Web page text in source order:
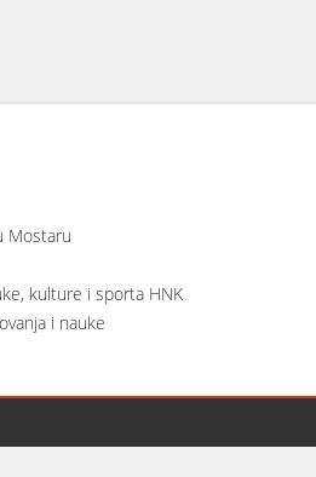
Mostaru
kulture i sporta HNK
i nauke